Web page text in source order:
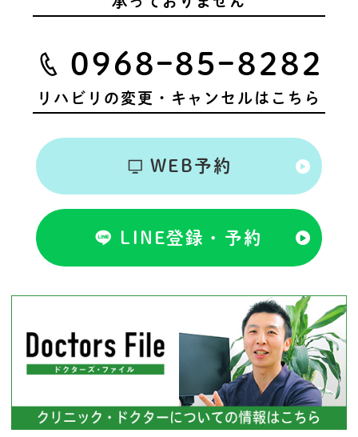
0968ｰ85ｰ8282
リハビリの変更・キャンセルはこちら
WEB予約
LINE登録・予約